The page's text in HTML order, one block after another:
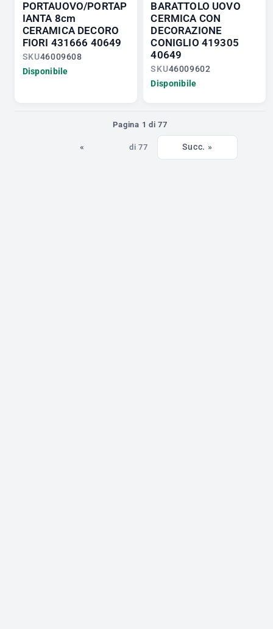
PORTAUOVO/PORTAP
IANTA 8cm
CERAMICA DECORO
FIORI 431666 40649
SKU46009608
Disponibile
BARATTOLO UOVO
CERMICA CON
DECORAZIONE
CONIGLIO 419305
40649
SKU46009602
Disponibile
Pagina 1 di 77
« di 77 Succ. »